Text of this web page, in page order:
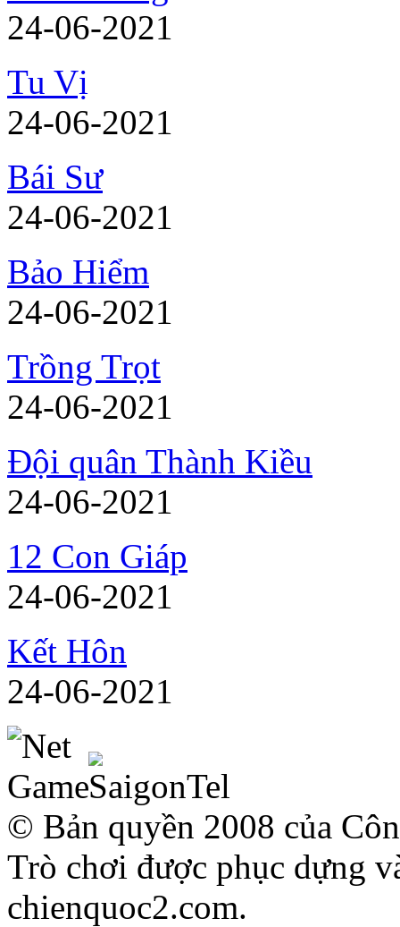
24-06-2021
Tu Vị
24-06-2021
Bái Sư
24-06-2021
Bảo Hiểm
24-06-2021
Trồng Trọt
24-06-2021
Đội quân Thành Kiều
24-06-2021
12 Con Giáp
24-06-2021
Kết Hôn
24-06-2021
© Bản quyền 2008 của
Trò chơi được phục dựng
chienquoc2.com.